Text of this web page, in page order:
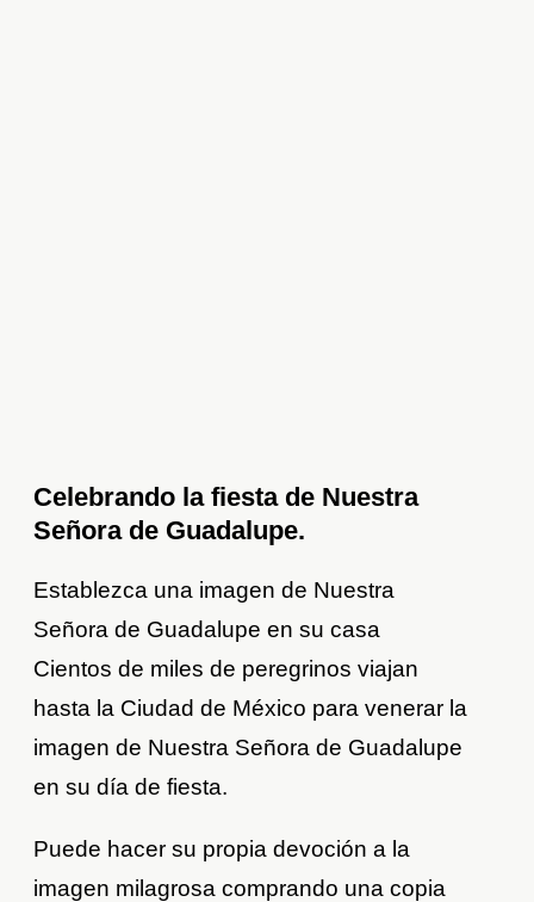
Celebrando la fiesta de Nuestra
Señora de Guadalupe.
Establezca una imagen de Nuestra
Señora de Guadalupe en su casa
Cientos de miles de peregrinos viajan
hasta la Ciudad de México para venerar la
imagen de Nuestra Señora de Guadalupe
en su día de fiesta.
Puede hacer su propia devoción a la
imagen milagrosa comprando una copia